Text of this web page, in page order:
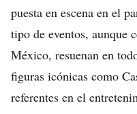
puesta en escena en el
tipo de eventos, aunque
México, resuenan en
figuras icónicas como
referentes en el